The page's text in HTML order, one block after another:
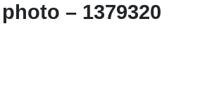
– 1379320